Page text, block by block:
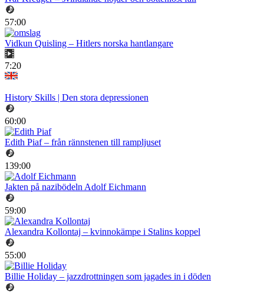
57:00
Vidkun Quisling – Hitlers norska hantlangare
7:20
History Skills | Den stora depressionen
60:00
Edith Piaf – från rännstenen till rampljuset
139:00
Jakten på nazibödeln Adolf Eichmann
59:00
Alexandra Kollontaj – kvinnokämpe i Stalins koppel
55:00
Billie Holiday – jazzdrottningen som jagades in i döden